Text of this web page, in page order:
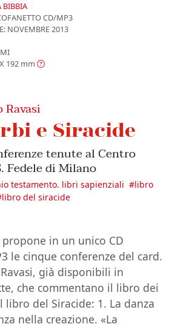
BIBBIA
CD/MP3
NOVEMBRE 2013
192 mm
e Siracide
tenute al Centro
Fedele di Milano
testamento. libri sapienziali #libro
libro del siracide
in un unico CD
le cinque conferenze del card.
già disponibili in
che commentano il libro dei
libro del Siracide: 1. La danza
nella creazione. «La